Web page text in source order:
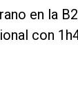
en la
con